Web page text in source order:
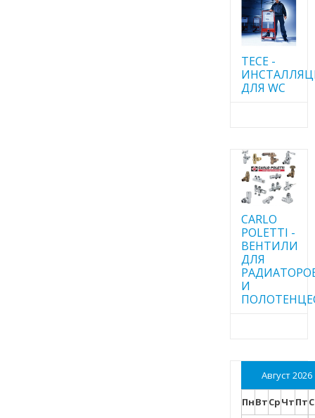
TECE -
ДЛЯ WC
CARLO
POLETTI -
ВЕНТИЛИ
ДЛЯ
И
Август 2026
ПнВтСрЧтПт